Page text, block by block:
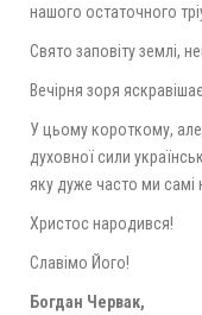
нашого остаточного
Свято заповіту землі,
Вечірня зоря
У цьому короткому, але
духовної сили
яку дуже часто ми
Христос народився!
Славімо Його!
Богдан Червак,